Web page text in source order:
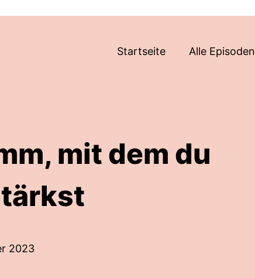
Startseite Alle Episoden
mit dem du
2023